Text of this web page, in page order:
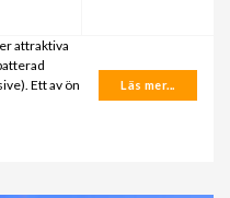
attraktiva
Ett av ön
Läs mer...